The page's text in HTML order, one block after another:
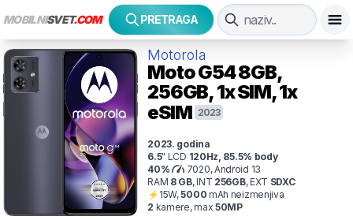
MOBILNISVET.COM PRETRAGA
Motorola
Moto G548GB,
256GB, 1x SIM, 1x
eSIM 2023
2023. godina
6.5" LCD 120Hz, 85.5% body
40%
7020, Android 13
RAM 8GB,INT 256GB,EXT SDXC
⚡ 15W,5000 mAh neizmenjiva
2 kamere, max 50MP